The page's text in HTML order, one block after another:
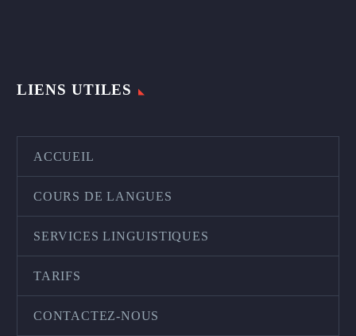
LIENS UTILES
ACCUEIL
COURS DE LANGUES
SERVICES LINGUISTIQUES
TARIFS
CONTACTEZ-NOUS